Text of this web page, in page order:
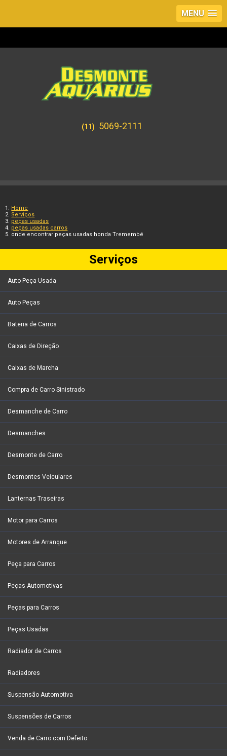
MENU
(11) 5069-2111
Home
Serviços
peças usadas
peças usadas carros
onde encontrar peças usadas honda Tremembé
Serviços
Auto Peça Usada
Auto Peças
Bateria de Carros
Caixas de Direção
Caixas de Marcha
Compra de Carro Sinistrado
Desmanche de Carro
Desmanches
Desmonte de Carro
Desmontes Veiculares
Lanternas Traseiras
Motor para Carros
Motores de Arranque
Peça para Carros
Peças Automotivas
Peças para Carros
Peças Usadas
Radiador de Carros
Radiadores
Suspensão Automotiva
Suspensões de Carros
Venda de Carro com Defeito